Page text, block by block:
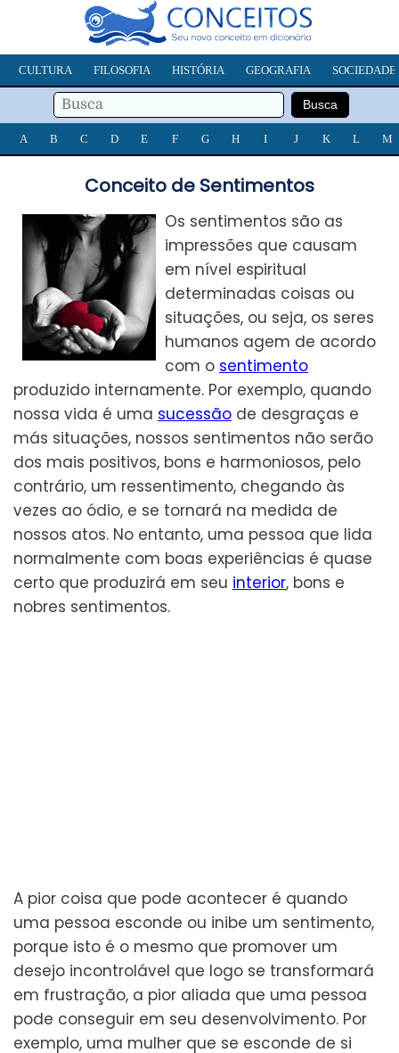
CULTURA FILOSOFIA HISTÓRIA GEOGRAFIA SOCIEDADE
A B C D E F G H I J K L M
Conceito de Sentimentos
Os sentimentos são as
impressões que causam
em nível espiritual
determinadas coisas ou
situações, ou seja, os seres
humanos agem de acordo
com o sentimento
produzido internamente. Por exemplo, quando
nossa vida é uma sucessão de desgraças e
más situações, nossos sentimentos não serão
dos mais positivos, bons e harmoniosos, pelo
contrário, um ressentimento, chegando às
vezes ao ódio, e se tornará na medida de
nossos atos. No entanto, uma pessoa que lida
normalmente com boas experiências é quase
certo que produzirá em seu interior, bons e
nobres sentimentos.
A pior coisa que pode acontecer é quando
uma pessoa esconde ou inibe um sentimento,
porque isto é o mesmo que promover um
desejo incontrolável que logo se transformará
em frustração, a pior aliada que uma pessoa
pode conseguir em seu desenvolvimento. Por
exemplo, uma mulher que se esconde de si